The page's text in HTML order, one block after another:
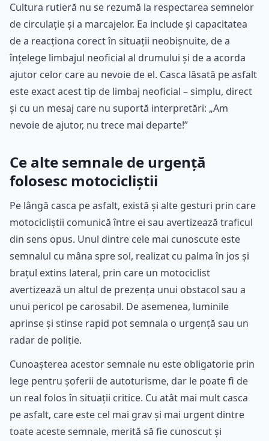
Cultura rutieră nu se rezumă la respectarea semnelor
de circulație și a marcajelor. Ea include și capacitatea
de a reacționa corect în situații neobișnuite, de a
înțelege limbajul neoficial al drumului și de a acorda
ajutor celor care au nevoie de el. Casca lăsată pe asfalt
este exact acest tip de limbaj neoficial – simplu, direct
și cu un mesaj care nu suportă interpretări: „Am
nevoie de ajutor, nu trece mai departe!”
Ce alte semnale de urgență
folosesc motocicliștii
Pe lângă casca pe asfalt, există și alte gesturi prin care
motocicliștii comunică între ei sau avertizează traficul
din sens opus. Unul dintre cele mai cunoscute este
semnalul cu mâna spre sol, realizat cu palma în jos și
brațul extins lateral, prin care un motociclist
avertizează un altul de prezența unui obstacol sau a
unui pericol pe carosabil. De asemenea, luminile
aprinse și stinse rapid pot semnala o urgență sau un
radar de poliție.
Cunoașterea acestor semnale nu este obligatorie prin
lege pentru șoferii de autoturisme, dar le poate fi de
un real folos în situații critice. Cu atât mai mult casca
pe asfalt, care este cel mai grav și mai urgent dintre
toate aceste semnale, merită să fie cunoscut și